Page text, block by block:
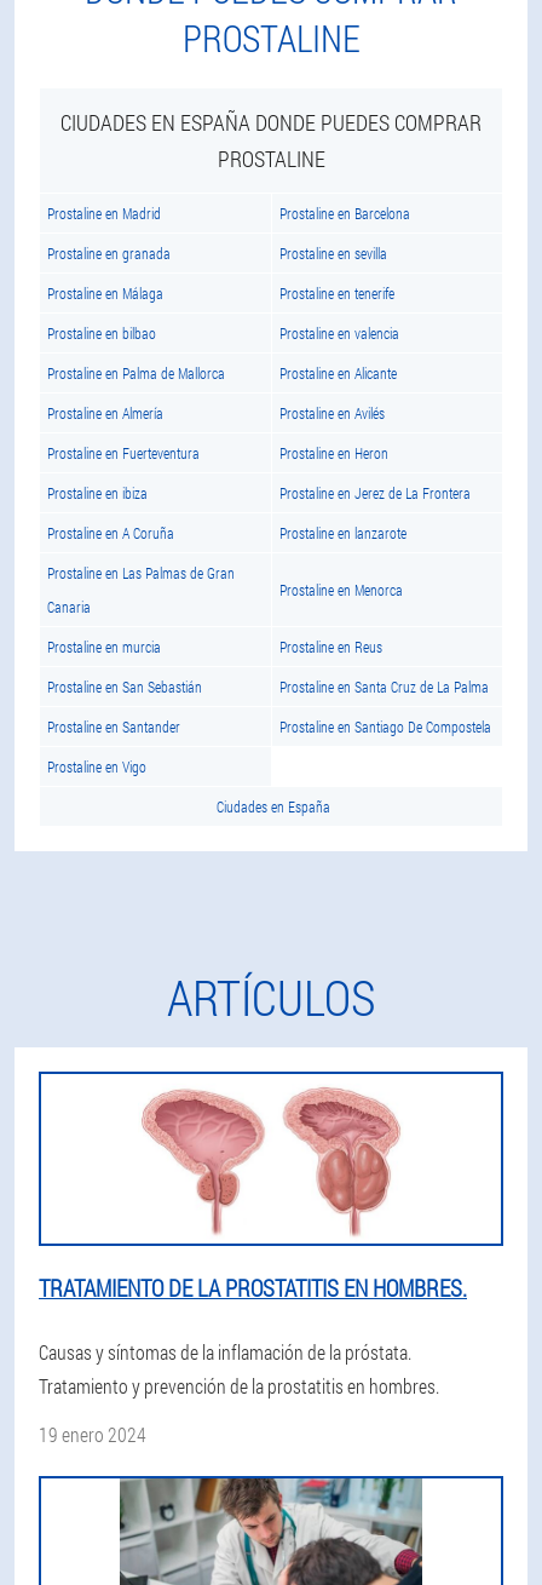
PROSTALINE
CIUDADES EN ESPAÑA DONDE PUEDES COMPRAR
PROSTALINE
Prostaline en Madrid Prostaline en Barcelona
Prostaline en granada Prostaline en sevilla
Prostaline en Málaga Prostaline en tenerife
Prostaline en bilbao Prostaline en valencia
Prostaline en Palma de Mallorca Prostaline en Alicante
Prostaline en Almería Prostaline en Avilés
Prostaline en Fuerteventura Prostaline en Heron
Prostaline en ibiza Prostaline en Jerez de La Frontera
Prostaline en A Coruña Prostaline en lanzarote
Prostaline en Las Palmas de Gran
Canaria
Prostaline en Menorca
Prostaline en murcia Prostaline en Reus
Prostaline en San Sebastián Prostaline en Santa Cruz de La Palma
Prostaline en Santander Prostaline en Santiago De Compostela
Prostaline en Vigo
Ciudades en España
ARTÍCULOS
TRATAMIENTO DE LA PROSTATITIS EN HOMBRES.
Causas y síntomas de la inflamación de la próstata.
Tratamiento y prevención de la prostatitis en hombres.
19 enero 2024